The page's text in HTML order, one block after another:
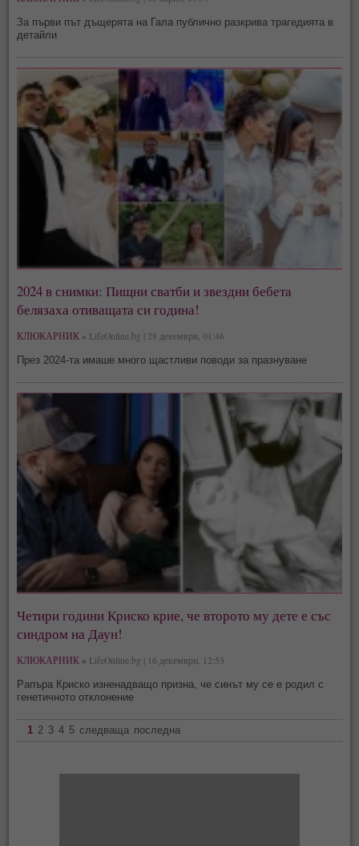
За първи път дъщерята на Гала публично разкрива трагедията в
детайли
2024 в снимки: Пищни сватби и звездни бебета
белязаха отиващата си година!
КЛЮКАРНИК » LifeOnline.bg | 28 декември, 01:46
През 2024-та имаше много щастливи поводи за празнуване
Четири години Криско крие, че второто му дете е със
синдром на Даун!
КЛЮКАРНИК » LifeOnline.bg | 16 декември, 12:53
Рапъра Криско изненадващо призна, че синът му се е родил с
генетичното отклонение
1 2 3 4 5 следваща последна